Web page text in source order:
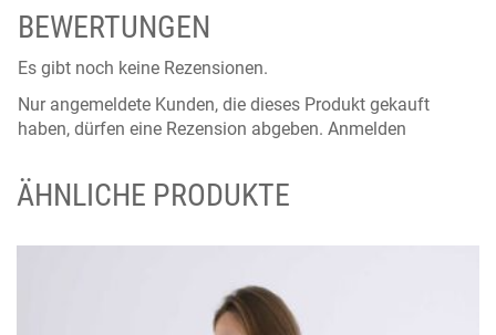
BEWERTUNGEN
Es gibt noch keine Rezensionen.
Nur angemeldete Kunden, die dieses Produkt gekauft
haben, dürfen eine Rezension abgeben. Anmelden
ÄHNLICHE PRODUKTE